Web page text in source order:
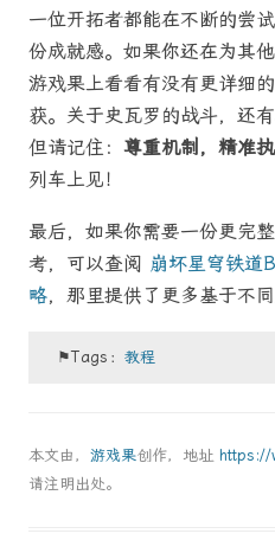
一位开拓者都能在不断的尝
份成就感。如果你还在为其
游戏果上看看有没有更详细
获。关于史瓦罗的战斗，还
但请记住： 尊重机制，精准
列车上见！
最后，如果你需要一份更完
考，可以查阅 崩坏星穹铁道
略，那里提供了更多基于不
⚑Tags：教程
本文由， 游戏果创作，地址 https://
请注明出处。